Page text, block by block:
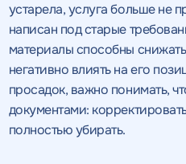
устарела, услуга больше не
написан под старые
материалы способны
негативно влиять на его
просадок, важно понимать,
документами:
полностью убирать.